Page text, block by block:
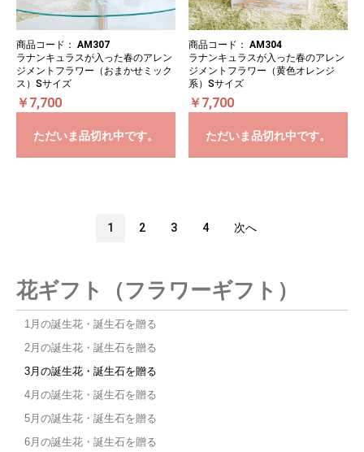
商品コード： AM307
ラナンキュラスが入った春のアレン
ジメントフラワー（おまかせミック
ス）Sサイズ
￥7,700
ただいま品切れ中です。
商品コード： AM304
ラナンキュラスが入った春のアレン
ジメントフラワー（黄色オレンジ
系）Sサイズ
￥7,700
ただいま品切れ中です。
1 2 3 4 次へ
花ギフト（フラワーギフト）
1月の誕生花・誕生石を贈る
2月の誕生花・誕生石を贈る
3月の誕生花・誕生石を贈る
4月の誕生花・誕生石を贈る
5月の誕生花・誕生石を贈る
6月の誕生花・誕生石を贈る